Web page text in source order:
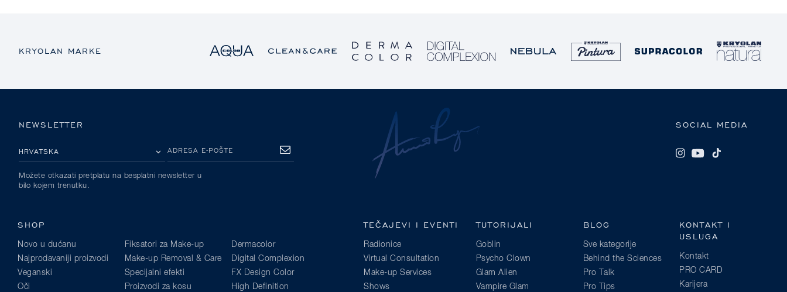
KRYOLAN MARKE
SOCIAL MEDIA
NEWSLETTER
ADRESA E-POŠTE
PRETPLATA
Možete otkazati pretplatu na besplatni newsletter u
bilo kojem trenutku.
SHOP
Novo u dućanu
Najprodavaniji proizvodi
Veganski
Oči
Fiksatori za Make-up
Make-up Removal & Care
Specijalni efekti
Proizvodi za kosu
Dermacolor
Digital Complexion
FX Design Color
High Definition
TEČAJEVI I EVENTI
Radionice
Virtual Consultation
Make-up Services
Shows
TUTORIJALI
Goblin
Psycho Clown
Glam Alien
Vampire Glam
BLOG
Sve kategorije
Behind the Sciences
Pro Talk
Pro Tips
KONTAKT I
USLUGA
Kontakt
PRO CARD
Karijera